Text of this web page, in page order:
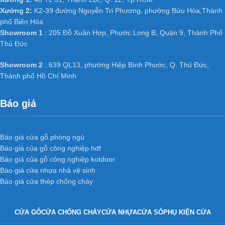
Ứng dụngCửa nhựa gỗ composite
mẫu: kd.21
thể làm tấc cả các loại cửa nhà vệ sinh thông phòng, cửa văn
phòng trong các công trình công nghiệp và dân dụng như chung
Nhật Bản… và đặc biệt đã và đang dần phát triển mạnh ở Việt
Nam.
Xưởng 2: K2-39 đường Nguyễn Tri Phương, phường Bửu Hòa,Thành
phố Biên Hòa
Showroom 1 : 205 Đỗ Xuân Hợp, Phước Long B, Quận 9, Thành Phố
Thủ Đức
Showroom 2 : 639 QL13, phường Hiệp Bình Phước, Q. Thủ Đức,
Thành phố Hồ Chí Minh
Báo giá
Báo giá cửa gỗ phòng ngủ
Báo giá của gỗ công nghiệp hdf
Báo giá của gỗ công nghiệp kotdoor
Báo giá cửa nhựa nhà vệ sinh
Báo giá cửa thép chống cháy
CỬA GỖCỬA CHỐNG CHÁYCỬA NHỰACỬA SỔPHỤ KIỆN CỬA